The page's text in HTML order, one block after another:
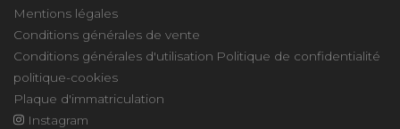
Mentions légales
Conditions générales de vente
Conditions générales d'utilisation Politique de confidentialité
politique-cookies
Plaque d'immatriculation
Instagram